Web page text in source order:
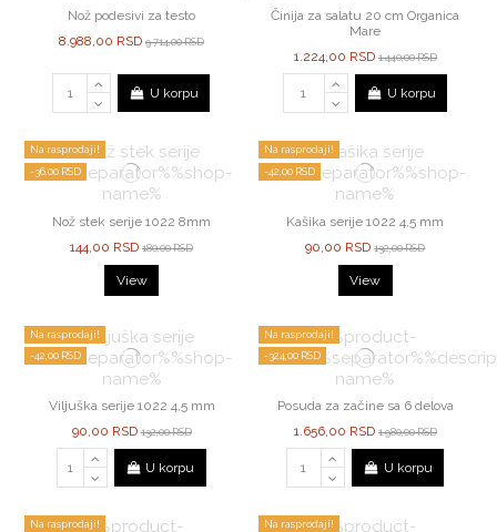
Nož podesivi za testo
8.988,00 RSD9.714,00 RSD
U korpu
Činija za salatu 20 cm Organica
Mare
1.224,00 RSD 1.440,00 RSD
U korpu
Na rasprodaji!
-36,00 RSD
Nož stek serije 1022 8mm
144,00 RSD180,00 RSD
View
Na rasprodaji!
-42,00 RSD
Kašika serije 1022 4,5 mm
90,00 RSD132,00 RSD
View
Na rasprodaji!
-42,00 RSD
Viljuška serije 1022 4,5 mm
90,00 RSD132,00 RSD
U korpu
Na rasprodaji!
-324,00 RSD
Posuda za začine sa 6 delova
1.656,00 RSD 1.980,00 RSD
U korpu
Na rasprodaji!
Na rasprodaji!